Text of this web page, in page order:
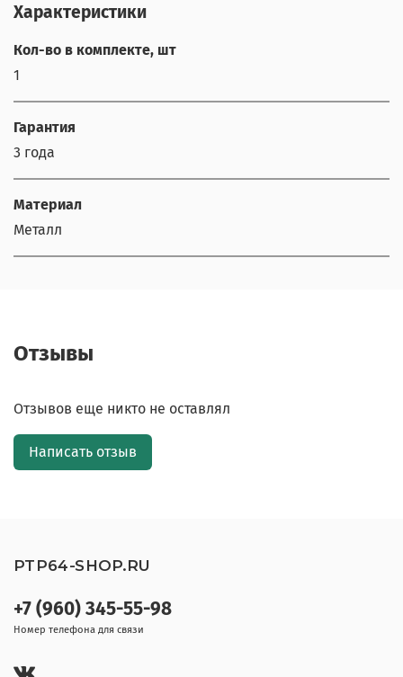
Характеристики
Кол-во в комплекте, шт
1
Гарантия
3 года
Материал
Металл
Отзывы
Отзывов еще никто не оставлял
Написать отзыв
+7 (960) 345-55-98
Номер телефона для связи
PTP64-SHOP.RU